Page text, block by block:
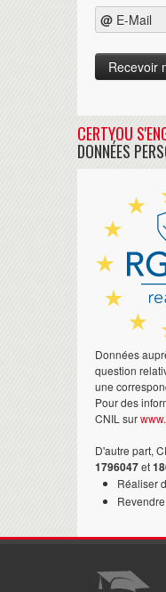
@ E-Mail
CERTYOU
DONNÉES
Données
question
une
Pour des
CNIL sur
D'autre part,
1796047et
Réaliser